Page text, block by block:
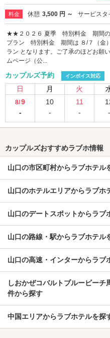
料金 休憩 3,500 円 ～ サービスタ
★★２０２６ 夏季 特別料金 期間
プラン 特別料金 期間は ８/７（金
ラン となります。ご了承のほどお願
ムページ（公...
カップルズ予約 インボイス対応
日 月 火
8/9
-
10
-
11
-
-
カップルズおすすめラブホ情報
山口の市区町村からラブホテル
山口のホテルエリアからラブホ
山口のデートスポットからラブ
山口の路線・駅からラブホテル
山口の高速・インターからラブ
しおかぜコバルトブルービー
件から探す
中国エリアからラブホテルを探